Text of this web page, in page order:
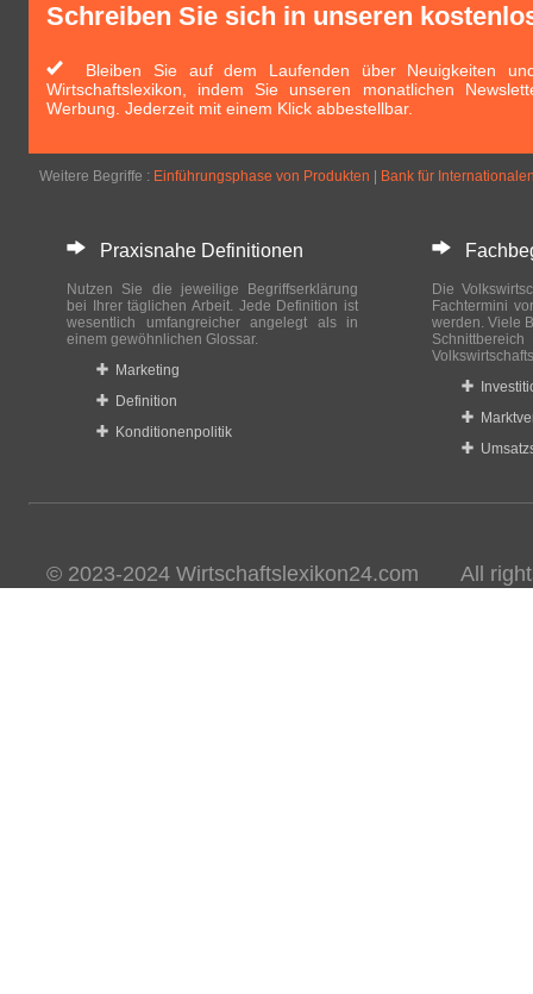
Schreiben Sie sich in unseren
Bleiben Sie auf dem Laufenden über Neuigkeiten
Wirtschaftslexikon, indem Sie unseren monatlichen
Werbung. Jederzeit mit einem Klick abbestellbar.
Weitere Begriffe : Einführungsphase von Produkten Bank für
Praxisnahe Definitionen
Nutzen Sie die jeweilige Begriffserklärung
bei Ihrer täglichen Arbeit. Jede Definition ist
wesentlich umfangreicher angelegt als in
einem gewöhnlichen Glossar.
Marketing
Definition
Konditionenpolitik
Die
Fachtermini
werden. Viele
© 2023-2024 Wirtschaftslexikon24.com All